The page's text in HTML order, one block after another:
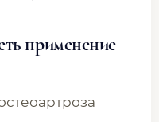
применение